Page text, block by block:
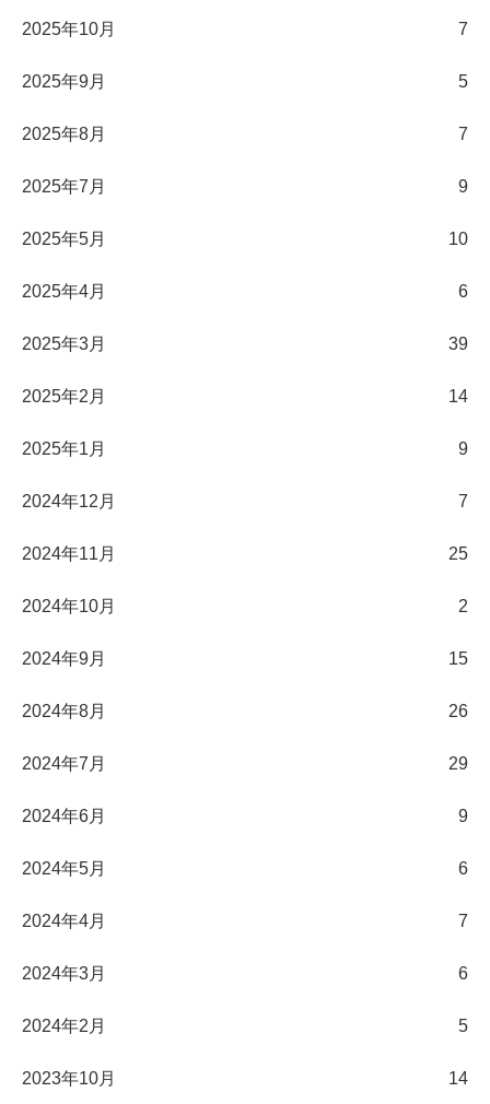
2025年10月 7
2025年9月 5
2025年8月 7
2025年7月 9
2025年5月 10
2025年4月 6
2025年3月 39
2025年2月 14
2025年1月 9
2024年12月 7
2024年11月 25
2024年10月 2
2024年9月 15
2024年8月 26
2024年7月 29
2024年6月 9
2024年5月 6
2024年4月 7
2024年3月 6
2024年2月 5
2023年10月 14